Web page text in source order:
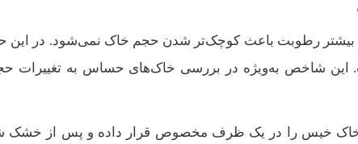
رطوبت باعث کوچک‌تر شدن حجم خاک نمی‌شود. در این
شاخص به‌ویژه در بررسی خاک‌های حساس به تغییرات
خاک خیس را در یک ظرف مخصوص قرار داده و پس از خشک